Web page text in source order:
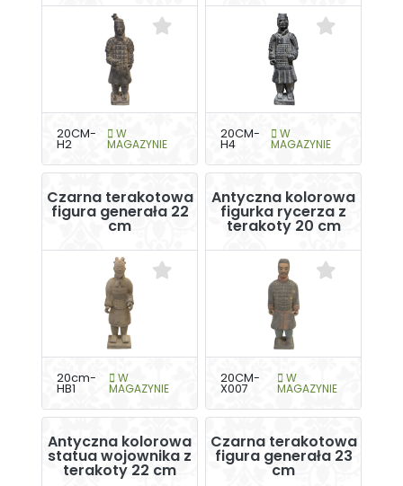
20CM-
H2
W
MAGAZYNIE
20CM-
H4
W
MAGAZYNIE
Czarna terakotowa
figura generała 22
cm
20cm-
HB1
W
MAGAZYNIE
Antyczna kolorowa
figurka rycerza z
terakoty 20 cm
20CM-
X007
W
MAGAZYNIE
Antyczna kolorowa
statua wojownika z
terakoty 22 cm
Czarna terakotowa
figura generała 23
cm